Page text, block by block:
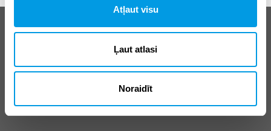
Atļaut visu
Ļaut atlasi
Noraidīt
Biežāk uzdotie jautājumi
E-klases lietošanas noteikumi